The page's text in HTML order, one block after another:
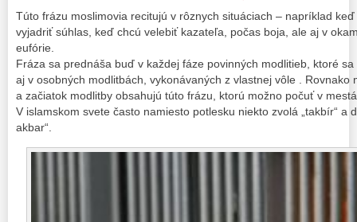
Túto frázu moslimovia recitujú v rôznych situáciach – napríklad
vyjadriť súhlas, keď chcú velebiť kazateľa, počas boja, ale aj v
eufórie.
Fráza sa prednáša buď v každej fáze povinných modlitieb, ktoré
aj v osobných modlitbách, vykonávaných z vlastnej vôle . Rovnako
a začiatok modlitby obsahujú túto frázu, ktorú možno počuť v
V islamskom svete často namiesto potlesku niekto zvolá „takbír“ a
akbar“.